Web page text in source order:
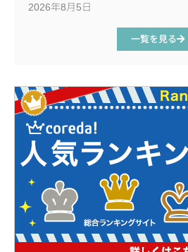
2026年8月5日
一覧を見る